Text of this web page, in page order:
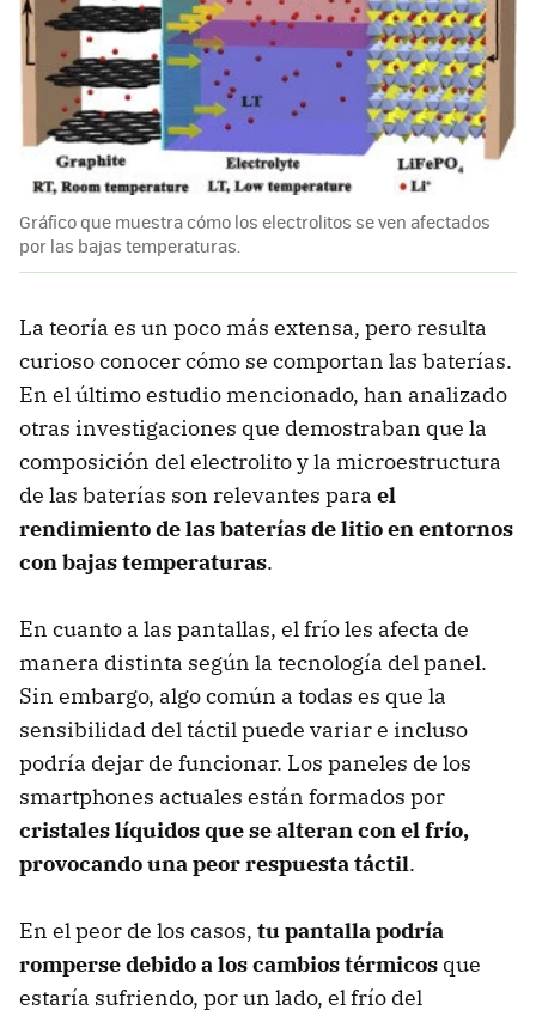
Gráfico que muestra cómo los electrolitos se ven afectados
por las bajas temperaturas.
La teoría es un poco más extensa, pero resulta
curioso conocer cómo se comportan las baterías.
En el último estudio mencionado, han analizado
otras investigaciones que demostraban que la
composición del electrolito y la microestructura
de las baterías son relevantes para el
rendimiento de las baterías de litio en entornos
con bajas temperaturas.
En cuanto a las pantallas, el frío les afecta de
manera distinta según la tecnología del panel.
Sin embargo, algo común a todas es que la
sensibilidad del táctil puede variar e incluso
podría dejar de funcionar. Los paneles de los
smartphones actuales están formados por
cristales líquidos que se alteran con el frío,
provocando una peor respuesta táctil.
En el peor de los casos, tu pantalla podría
romperse debido a los cambios térmicos que
estaría sufriendo, por un lado, el frío del